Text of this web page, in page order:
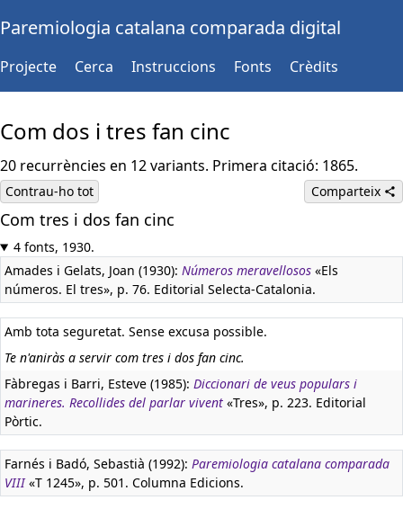
Paremiologia catalana comparada digital
Projecte Cerca Instruccions Fonts Crèdits
Com dos i tres fan cinc
20 recurrències en 12 variants. Primera citació: 1865.
Contrau-ho tot Comparteix
Com tres i dos fan cinc
4 fonts, 1930.
Amades i Gelats, Joan (1930): Números meravellosos «Els
números. El tres», p. 76. Editorial Selecta-Catalonia.
Amb tota seguretat. Sense excusa possible.
Te n'aniràs a servir com tres i dos fan cinc.
Fàbregas i Barri, Esteve (1985): Diccionari de veus populars i
marineres. Recollides del parlar vivent «Tres», p. 223. Editorial
Pòrtic.
Farnés i Badó, Sebastià (1992): Paremiologia catalana comparada
VIII«T 1245», p. 501. Columna Edicions.